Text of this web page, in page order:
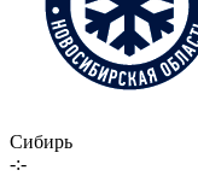
Сибирь
-:-